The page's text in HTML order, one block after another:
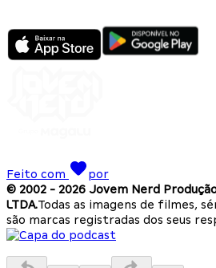
Feito com
por
© 2002 - 2026 Jovem Nerd
LTDA.Todas as imagens de filmes,
são marcas registradas dos seus